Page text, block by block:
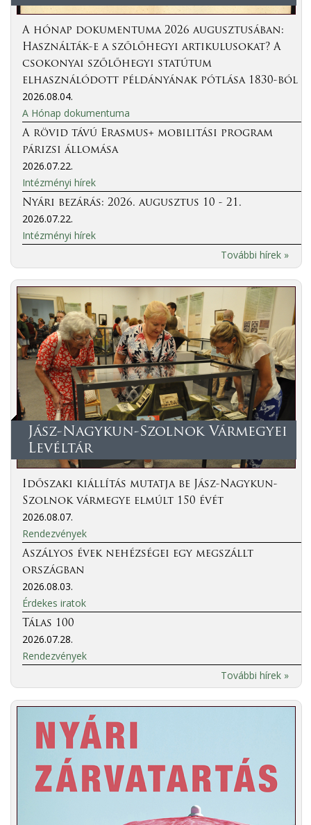
A hónap dokumentuma 2026 augusztusában:
Használták-e a szőlőhegyi artikulusokat? A
csokonyai szőlőhegyi statútum
elhasználódott példányának pótlása 1830-ból
2026.08.04.
A Hónap dokumentuma
A rövid távú Erasmus+ mobilitási program
párizsi állomása
2026.07.22.
Intézményi hírek
Nyári bezárás: 2026. augusztus 10 - 21.
2026.07.22.
Intézményi hírek
További hírek »
Jász-Nagykun-Szolnok Vármegyei
Levéltár
Időszaki kiállítás mutatja be Jász-Nagykun-
Szolnok vármegye elmúlt 150 évét
2026.08.07.
Rendezvények
Aszályos évek nehézségei egy megszállt
országban
2026.08.03.
Érdekes iratok
Tálas 100
2026.07.28.
Rendezvények
További hírek »